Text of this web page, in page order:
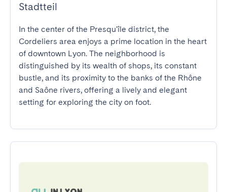
Stadtteil
In the center of the Presqu'île district, the
Cordeliers area enjoys a prime location in the heart
of downtown Lyon. The neighborhood is
distinguished by its wealth of shops, its constant
bustle, and its proximity to the banks of the Rhône
and Saône rivers, offering a lively and elegant
setting for exploring the city on foot.